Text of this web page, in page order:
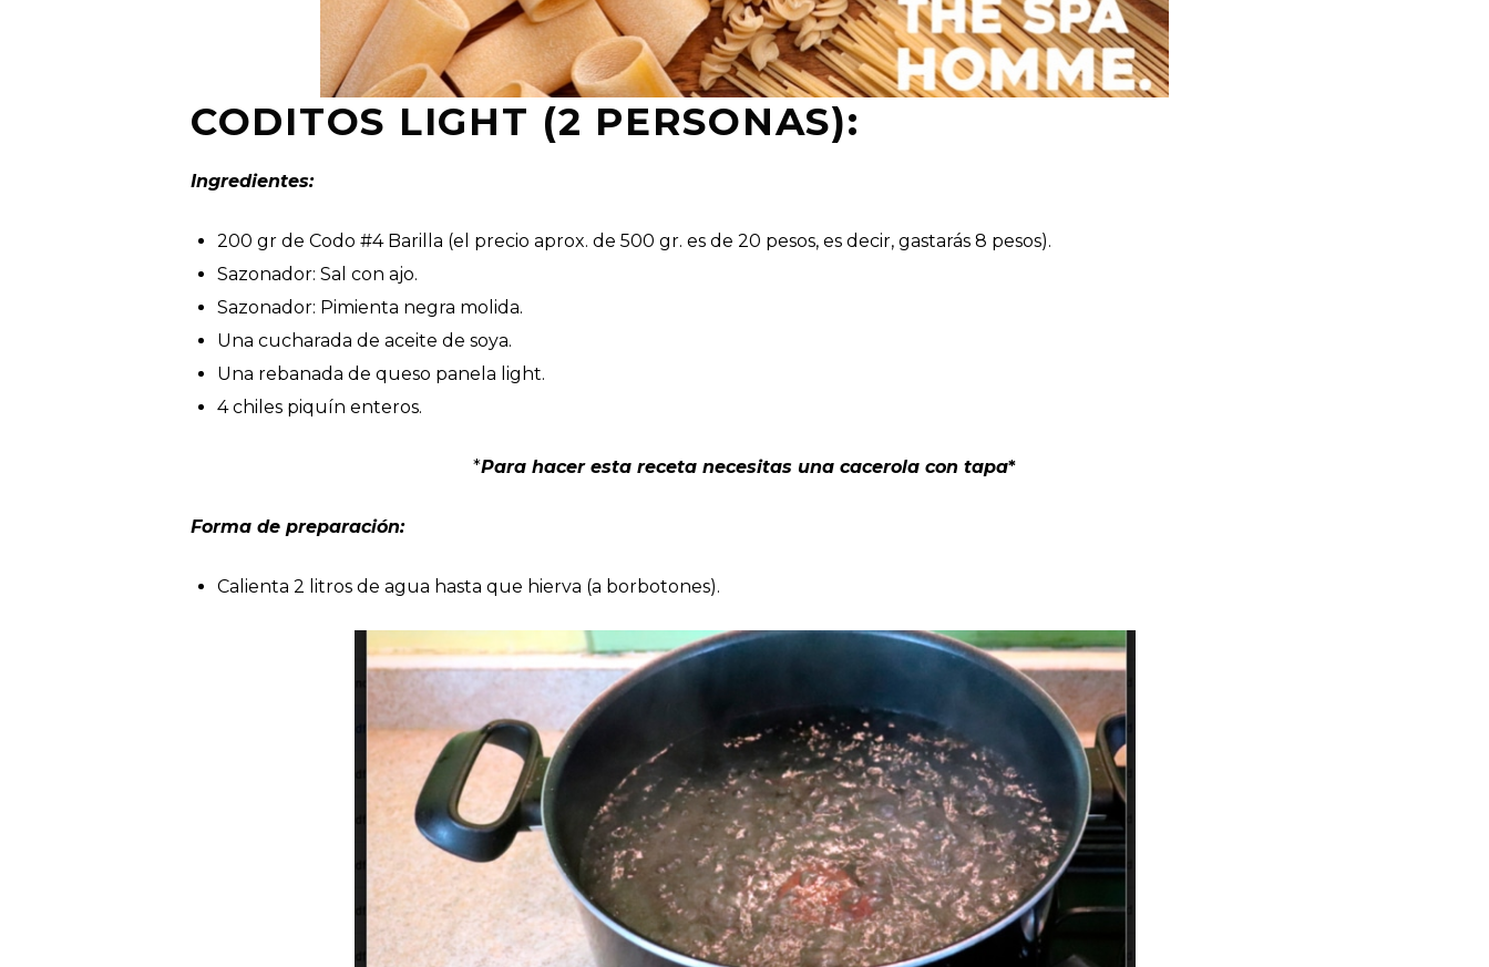
CODITOS LIGHT (2 PERSONAS):
Ingredientes:
200 gr de Codo #4 Barilla (el precio aprox. de 500 gr. es de 20 pesos, es decir, gastarás 8 pesos).
Sazonador: Sal con ajo.
Sazonador: Pimienta negra molida.
Una cucharada de aceite de soya.
Una rebanada de queso panela light.
4 chiles piquín enteros.
*Para hacer esta receta necesitas una cacerola con tapa*
Forma de preparación:
Calienta 2 litros de agua hasta que hierva (a borbotones).